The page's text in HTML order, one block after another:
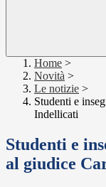
Home >
Novità >
Le notizie >
Studenti e
Indellicati
Studenti e
al giudice